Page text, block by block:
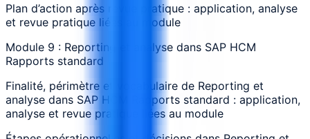
Plan d’action après revue pratique : application, analyse
et revue pratique liées au module
Module 9 : Reporting et analyse dans SAP HCM
Rapports standard
Finalité, périmètre et vocabulaire de Reporting et
analyse dans SAP HCM Rapports standard : application,
analyse et revue pratique liées au module